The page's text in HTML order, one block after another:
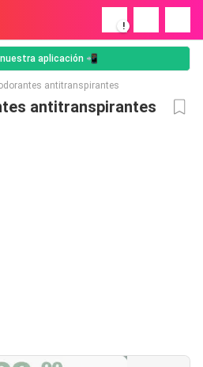
!
aplicación 📲
antitranspirantes
antitranspirantes